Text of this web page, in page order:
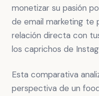
monetizar su pasión
de email marketing te
relación directa con
los caprichos de
Esta comparativa
perspectiva de un